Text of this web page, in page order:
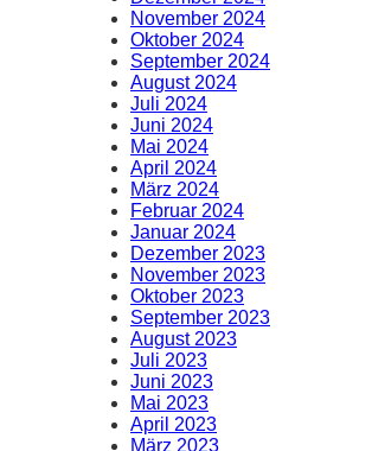
November 2024
Oktober 2024
September 2024
August 2024
Juli 2024
Juni 2024
Mai 2024
April 2024
März 2024
Februar 2024
Januar 2024
Dezember 2023
November 2023
Oktober 2023
September 2023
August 2023
Juli 2023
Juni 2023
Mai 2023
April 2023
März 2023